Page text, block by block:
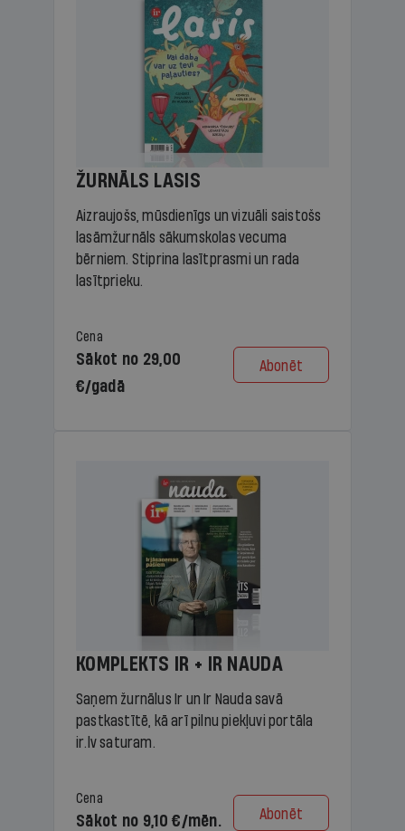
ŽURNĀLS LASIS
Aizraujošs, mūsdienīgs un vizuāli saistošs
lasāmžurnāls sākumskolas vecuma
bērniem. Stiprina lasītprasmi un rada
lasītprieku.
Cena
Sākot no 29,00
€/gadā
Abonēt
KOMPLEKTS IR + IR NAUDA
Saņem žurnālus Ir un Ir Nauda savā
pastkastītē, kā arī pilnu piekļuvi portāla
ir.lv saturam.
Cena
Sākot no 9,10 €/mēn. Abonēt